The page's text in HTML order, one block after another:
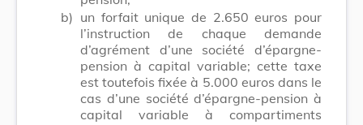
b) un forfait unique de 2.650 euros pour
l’instruction de chaque demande
d’agrément d’une société d’épargne-
pension à capital variable; cette taxe
est toutefois fixée à 5.000 euros dans le
cas d’une société d’épargne-pension à
capital variable à compartiments